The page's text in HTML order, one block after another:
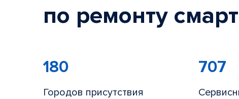
по ремонту
180
Городов присутствия
707